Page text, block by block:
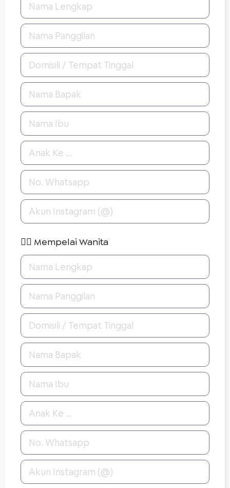
👰‍♀️ Mempelai Wanita